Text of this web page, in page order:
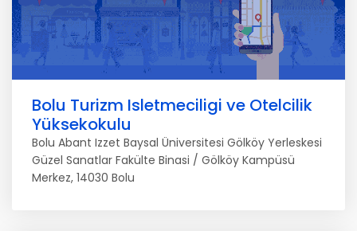
Bolu Turizm Isletmeciligi ve Otelcilik
Yüksekokulu
Bolu Abant Izzet Baysal Üniversitesi Gölköy Yerleskesi
Güzel Sanatlar Fakülte Binasi / Gölköy Kampüsü
Merkez, 14030 Bolu